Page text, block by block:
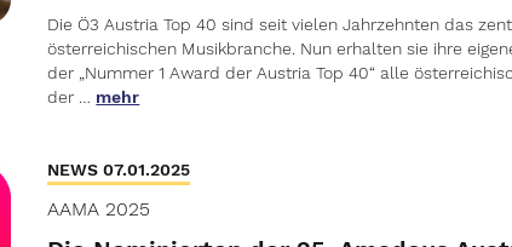
Die Ö3 Austria Top 40 sind seit vielen Jahrzehnten das
österreichischen Musikbranche. Nun erhalten sie ihre
der „Nummer 1 Award der Austria Top 40“ alle
der … mehr
NEWS 07.01.2025
AAMA 2025